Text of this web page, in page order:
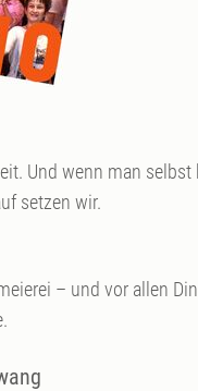
Und wenn man
setzen wir.
– und vor allen